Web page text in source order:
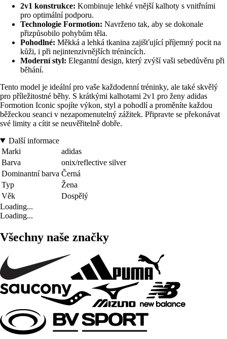
2v1 konstrukce: Kombinuje lehké vnější kalhoty s vnitřními
pro optimální podporu.
Technologie Formotion: Navrženo tak, aby se dokonale
přizpůsobilo pohybům těla.
Pohodlné: Měkká a lehká tkanina zajišťující příjemný pocit na
kůži, i při nejintenzivnějších trénincích.
Moderní styl: Elegantní design, který zvýší vaši sebedůvěru při
běhání.
Tento model je ideální pro vaše každodenní tréninky, ale také skvělý
pro příležitostné běhy. S krátkými kalhotami 2v1 pro ženy adidas
Formotion Iconic spojíte výkon, styl a pohodlí a proměníte každou
běžeckou seanci v nezapomenutelný zážitek. Připravte se překonávat
své limity a cítit se neuvěřitelně dobře.
Další informace
Marki
adidas
Barva
onix/reflective silver
Dominantní barva Černá
Typ
Žena
Věk
Dospělý
Loading...
Loading...
Všechny naše značky